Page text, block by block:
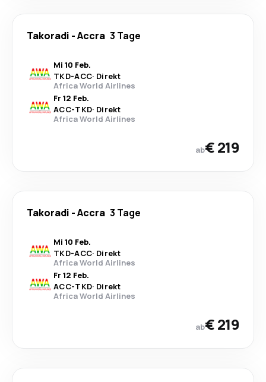
Takoradi -Accra 3 Tage
Mi 10 Feb.
TKD-ACC· Direkt
Africa World Airlines
Fr 12 Feb.
ACC-TKD· Direkt
Africa World Airlines
ab€ 219
Takoradi -Accra 3 Tage
Mi 10 Feb.
TKD-ACC· Direkt
Africa World Airlines
Fr 12 Feb.
ACC-TKD· Direkt
Africa World Airlines
ab€ 219